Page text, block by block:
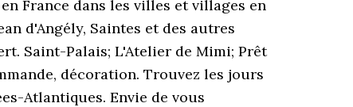
France dans les villes et villages en
d'Angély, Saintes et des autres
Saint-Palais; L'Atelier de Mimi; Prêt
décoration. Trouvez les jours
Atlantiques. Envie de vous